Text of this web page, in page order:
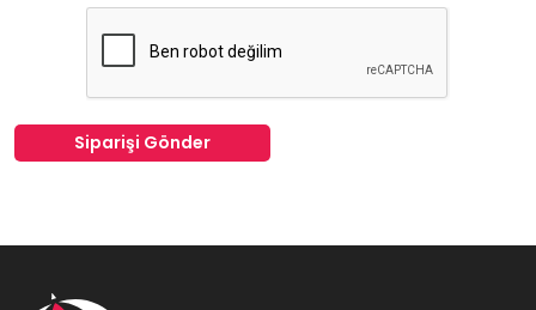
Siparişi Gönder